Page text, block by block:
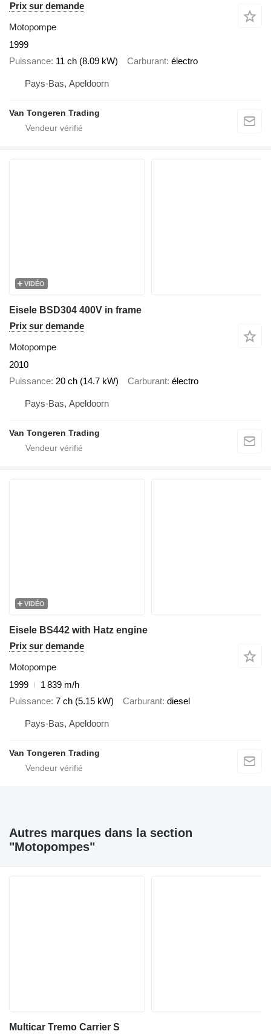
Prix sur demande
Motopompe
1999
Puissance 11 ch (8.09 kW) Carburant électro
Pays-Bas, Apeldoorn
Van Tongeren Trading
VIDÉO
Eisele BSD304 400V in frame
Prix sur demande
Motopompe
2010
Puissance 20 ch (14.7 kW) Carburant électro
Pays-Bas, Apeldoorn
Van Tongeren Trading
VIDÉO
Eisele BS442 with Hatz engine
Prix sur demande
Motopompe
1999
1 839 m/h
Puissance 7 ch (5.15 kW) Carburant diesel
Pays-Bas, Apeldoorn
Van Tongeren Trading
Autres marques dans la section
"Motopompes"
Multicar Tremo Carrier S